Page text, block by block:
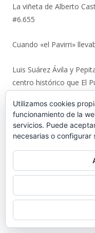
La viñeta de Alberto
#6.655
Cuando «el Pavirri»
Luis Suárez Ávila y
centro histórico que El
Urbaluz, cuando El
Los últimos coletazos
En 1970, bendición de
El Coto de la Isleta y
entre el mar y las
Utilizamos cookies
funcionamiento de la
servicios. Puede
necesarias o configurar